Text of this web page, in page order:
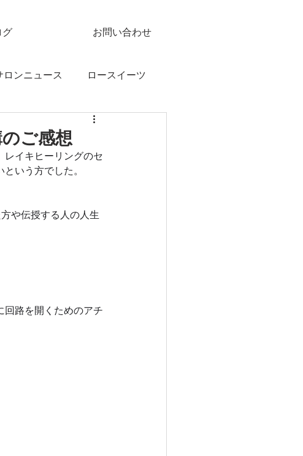
グ お問い合わせ
ロンニュース ロースイーツ
ご感想
レイキヒーリングのセ
いう方でした。
や伝授する人の人生
回路を開くためのアチ